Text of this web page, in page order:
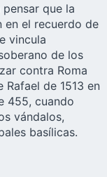
que la
en el recuerdo de
vincula
de los
contra Roma
de 1513 en
455, cuando
vándalos,
basílicas.